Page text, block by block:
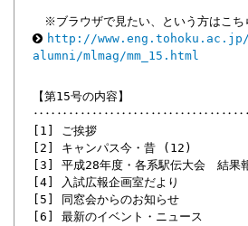
※ブラウザで見たい、という方はこち
http://
alumni/mlmag/mm_15.html
【第15号の内容】
[1] ご挨拶
[2] キャンパス今・昔 (12)
[3] 平成28年度・各系駅伝大会 結果
[4] 入試広報企画室だより
[5] 同窓会からのお知らせ
[6] 最新のイベント・ニュース